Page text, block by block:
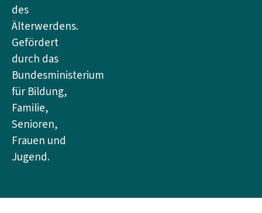
des
Älterwerdens.
Gefördert
durch das
Bundesministerium
für Bildung,
Familie,
Senioren,
Frauen und
Jugend.